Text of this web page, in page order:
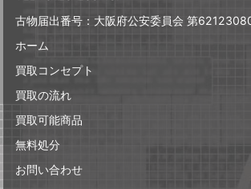
古物届出番号：大阪府公安委員会 第
ホーム
買取コンセプト
買取の流れ
買取可能商品
無料処分
お問い合わせ